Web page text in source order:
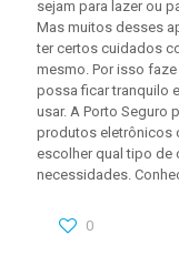
sejam para lazer ou
Mas muitos desses
ter certos cuidados
mesmo. Por isso
possa ficar tranquilo
usar. A Porto Seguro
produtos eletrônicos
escolher qual tipo de
necessidades.
0